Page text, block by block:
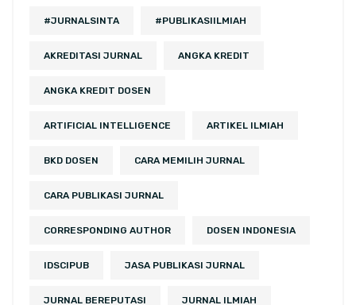
#JURNALSINTA #PUBLIKASIILMIAH
AKREDITASI JURNAL ANGKA KREDIT
ANGKA KREDIT DOSEN
ARTIFICIAL INTELLIGENCE ARTIKEL ILMIAH
BKD DOSEN CARA MEMILIH JURNAL
CARA PUBLIKASI JURNAL
CORRESPONDING AUTHOR DOSEN INDONESIA
IDSCIPUB JASA PUBLIKASI JURNAL
JURNAL BEREPUTASI JURNAL ILMIAH